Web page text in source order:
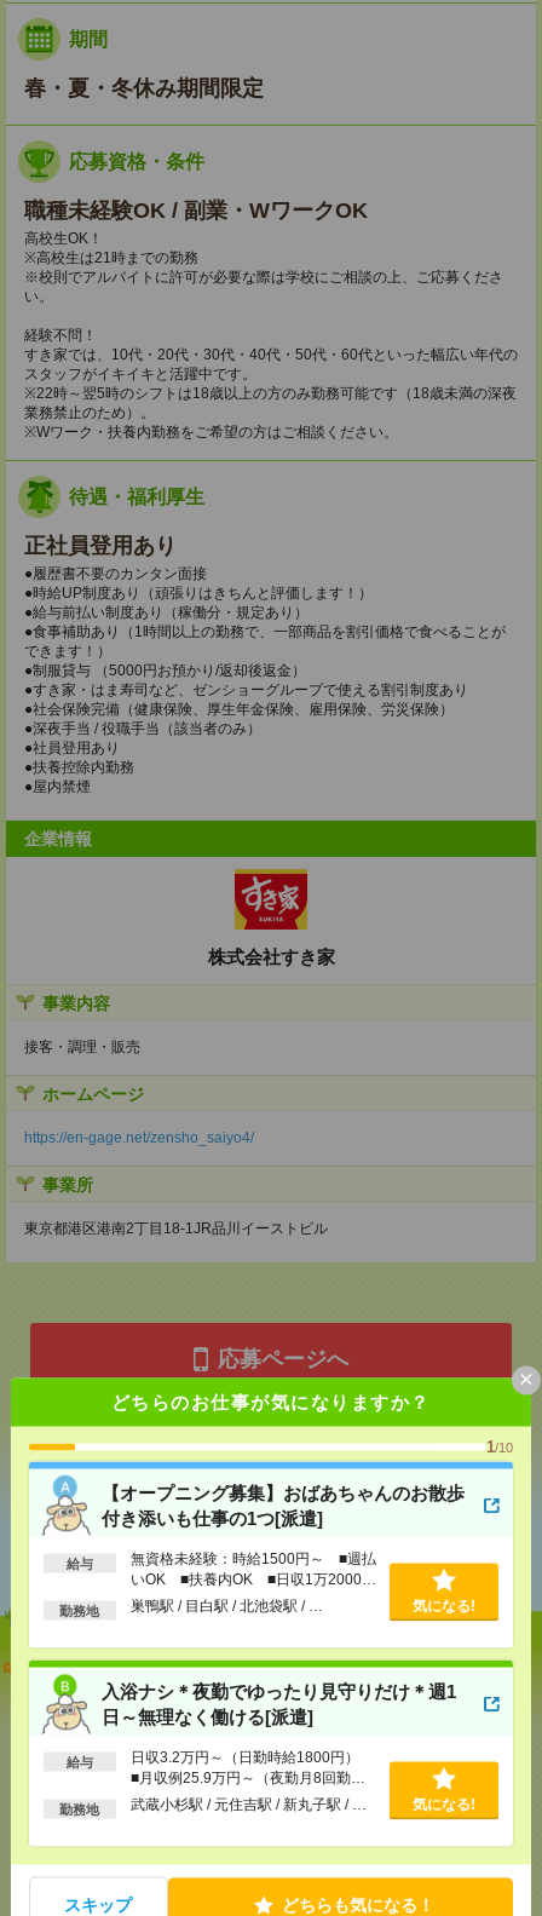
どちらのお仕事が気になりますか？
1/10
【オープニング募集】おばあちゃんのお散歩
付き添いも仕事の1つ[派遣]
給与
無資格未経験：時給1500円～ ■週払
いOK ■扶養内OK ■日収1万2000円
以上
勤務地 巣鴨駅 / 目白駅 / 北池袋駅 / … 気になる!
入浴ナシ＊夜勤でゆったり見守りだけ＊週1
日～無理なく働ける[派遣]
給与
日収3.2万円～（日勤時給1800円）
■月収例25.9万円～（夜勤月8回勤務
の場合）
勤務地 武蔵小杉駅 / 元住吉駅 / 新丸子駅 / … 気になる!
スキップ どちらも気になる！
×
期間
春・夏・冬休み期間限定
応募資格・条件
職種未経験OK / 副業・WワークOK
高校生OK！
※高校生は21時までの勤務
※校則でアルバイトに許可が必要な際は学校にご相談の上、ご応募くださ
い。
経験不問！
すき家では、10代・20代・30代・40代・50代・60代といった幅広い年代の
スタッフがイキイキと活躍中です。
※22時～翌5時のシフトは18歳以上の方のみ勤務可能です（18歳未満の深夜
業務禁止のため）。
※Wワーク・扶養内勤務をご希望の方はご相談ください。
待遇・福利厚生
正社員登用あり
●履歴書不要のカンタン面接
●時給UP制度あり（頑張りはきちんと評価します！）
●給与前払い制度あり（稼働分・規定あり）
●食事補助あり（1時間以上の勤務で、一部商品を割引価格で食べることが
できます！）
●制服貸与 （5000円お預かり/返却後返金）
●すき家・はま寿司など、ゼンショーグループで使える割引制度あり
●社会保険完備（健康保険、厚生年金保険、雇用保険、労災保険）
●深夜手当 / 役職手当（該当者のみ）
●社員登用あり
●扶養控除内勤務
●屋内禁煙
企業情報
株式会社すき家
事業内容
接客・調理・販売
ホームページ
https://en-gage.net/zensho_saiyo4/
事業所
東京都港区港南2丁目18-1JR品川イーストビル
応募ページへ
気になる！
あなたの閲覧履歴からの
おすすめ
【オープニング募集】おばあちゃんのお散歩付き添
いも仕事の1つ[派遣]
[給 与]無資格未経験：時給1500円～ ■週払い
OK ■扶養内OK ■日収1万2000円以上
交通費全額支給
[勤務地]巣鴨駅/目白駅/ 北池袋駅/ …
気になる！
入浴ナシ＊夜勤でゆったり見守りだけ＊週1日～無理
なく働ける[派遣]